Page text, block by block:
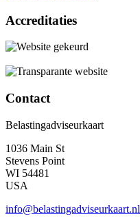
Accreditaties
Contact
Belastingadviseurkaart
1036 Main St
Stevens Point
WI 54481
USA
info@belastingadviseurkaart.nl